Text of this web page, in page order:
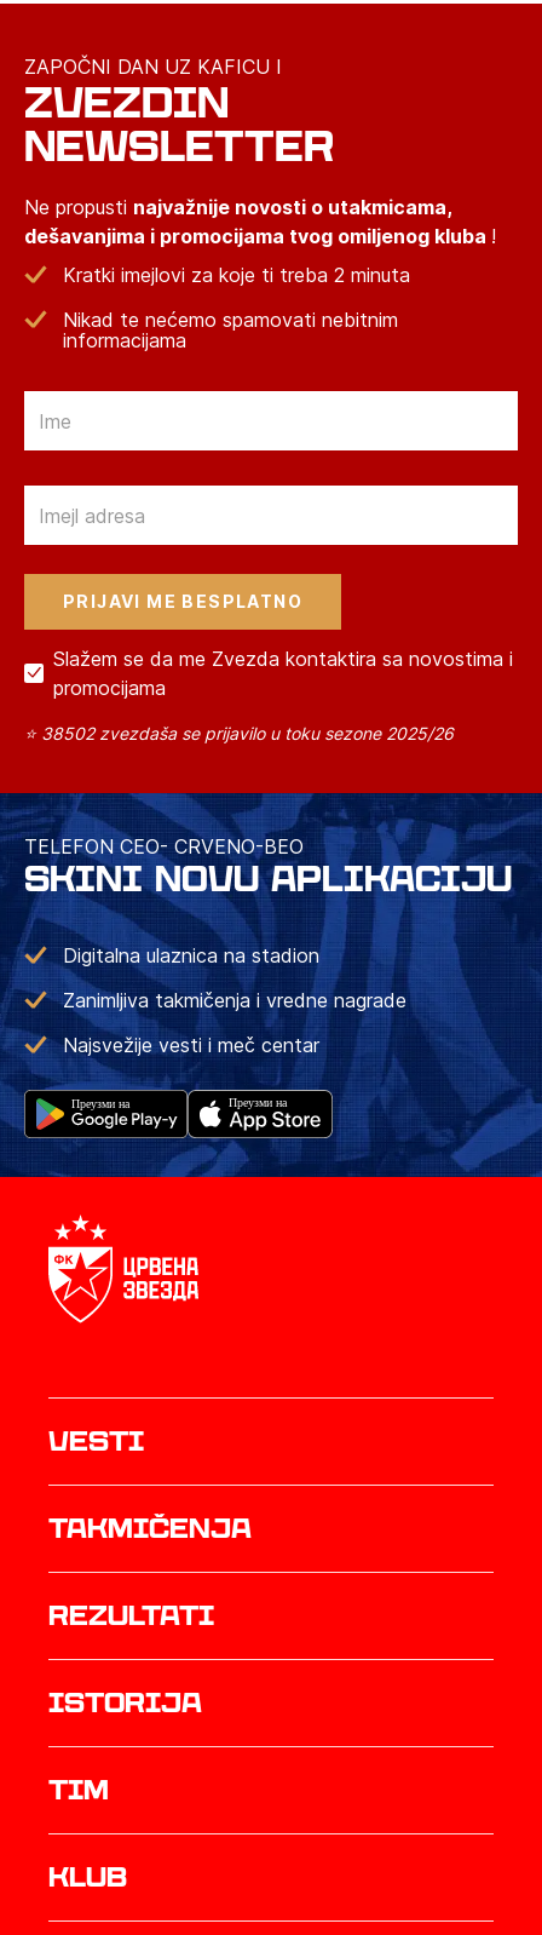
ZAPOČNI DAN UZ KAFICU I
ZVEZDIN
NEWSLETTER
Ne propusti najvažnije novosti o utakmicama,
dešavanjima i promocijama tvog omiljenog kluba !
Kratki imejlovi za koje ti treba 2 minuta
Nikad te nećemo spamovati nebitnim
informacijama
Slažem se da me Zvezda kontaktira sa novostima i
promocijama
⭐ 38502 zvezdaša se prijavilo u toku sezone 2025/26
TELEFON CEO- CRVENO-BEO
SKINI NOVU APLIKACIJU
Digitalna ulaznica na stadion
Zanimljiva takmičenja i vredne nagrade
Najsvežije vesti i meč centar
Vesti
Takmičenja
rezultati
istorija
TIM
Klub